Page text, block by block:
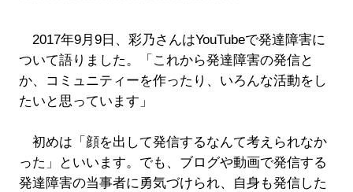
2017年9月9日、彩乃さんはYouTubeで発達障害に
ついて語りました。「これから発達障害の発信と
か、コミュニティーを作ったり、いろんな活動をし
たいと思っています」
初めは「顔を出して発信するなんて考えられなか
った」といいます。でも、ブログや動画で発信する
発達障害の当事者に勇気づけられ、自身も発信した